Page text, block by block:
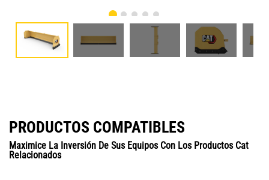
PRODUCTOS COMPATIBLES
Maximice La Inversión De Sus Equipos Con Los Productos Cat
Relacionados